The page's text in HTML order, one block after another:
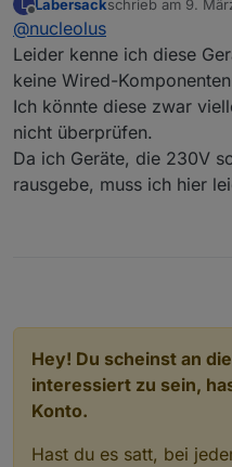
L
Offline
Labersackschrieb am 9.
zuletzt editiert von
@nucleolus
Leider kenne ich diese
keine Wired-
Ich könnte diese zwar
nicht überprüfen.
Da ich Geräte, die 230V
rausgebe, muss ich hier
Hey! Du scheinst an
interessiert zu sein,
Konto.
Hast du es satt, bei